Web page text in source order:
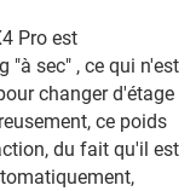
Pro est
"à sec" , ce qui n'est
changer d'étage
ce poids
du fait qu'il est